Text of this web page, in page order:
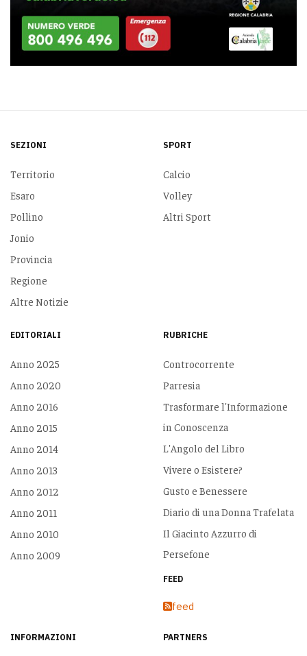
SEZIONI
Territorio
Esaro
Pollino
Jonio
Provincia
Regione
Altre Notizie
SPORT
Calcio
Volley
Altri Sport
EDITORIALI
Anno 2025
Anno 2020
Anno 2016
Anno 2015
Anno 2014
Anno 2013
Anno 2012
Anno 2011
Anno 2010
Anno 2009
RUBRICHE
Controcorrente
Parresia
Trasformare l'Informazione
in Conoscenza
L'Angolo del Libro
Vivere o Esistere?
Gusto e Benessere
Diario di una Donna Trafelata
Il Giacinto Azzurro di
Persefone
FEED
feed
INFORMAZIONI PARTNERS